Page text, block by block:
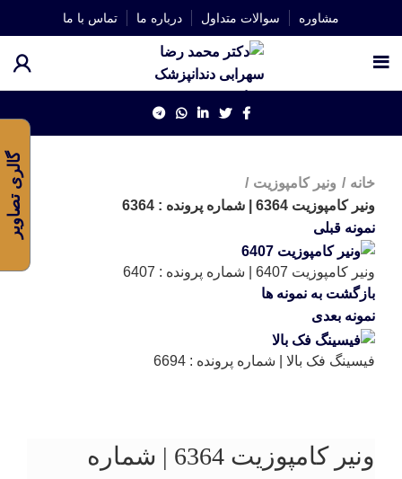
مشاوره سوالات متداول درباره ما تماس با ما
خانه
ونیر کامپوزیت
ونیر کامپوزیت 6364 | شماره پرونده : 6364
نمونه قبلی
ونیر کامپوزیت 6407 | شماره پرونده : 6407
بازگشت به نمونه ها
نمونه بعدی
فیسینگ فک بالا | شماره پرونده : 6694
ونیر کامپوزیت 6364 | شماره
گالری تصاویر